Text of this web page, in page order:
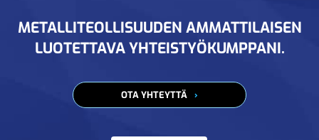
METALLITEOLLISUUDEN AMMATTILAISEN
LUOTETTAVA YHTEISTYÖKUMPPANI.
OTA YHTEYTTÄ